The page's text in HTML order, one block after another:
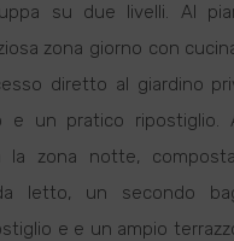
su due livelli. Al
zona giorno con
diretto al giardino
e un pratico ripostiglio.
la zona notte,
letto, un secondo
e e un ampio